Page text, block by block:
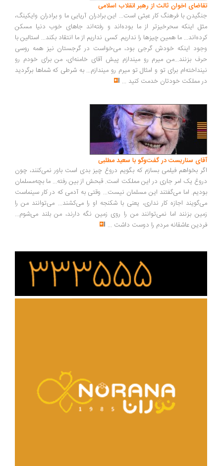
اخوان ثالث از رهبر انقلاب اسلامی
با فرهنگ کار عبثی است... این برادران آریایی ما و برادران وایکینگ،
اینکه سحرخیزتر از ما بوده‌اند و رفته‌اند جاهای خوب دنیا مسکن
ما همین چیزها را نداریم. کسی نداریم از ما انتقاد بکند... استالین با
اینکه خودش گرجی بود، می‌خواست در گرجستان نیز همه روسی
بزنند...من میرم رو میندازم پیش آقای خامنه‌ای، من برای خودم رو
برای تو و امثال تو میرم رو میندازم... به شرطی که شماها برگردید
مملکت خودتان خدمت کنید...
سناریست در گفت‌وگو با سعید مطلبی
بخواهم فیلمی بسازم که بگویم دروغ چیز بدی است باور نمی‌کنند، چون
یک امر جاری در این مملکت است. قبحش از بین رفته... ما بچه‌مسلمان
اما می‌گفتند این مسلمان نیست... وقتی به آدمی که در کار سینماست
اجازه کار نداری، یعنی با شکنجه او را می‌کشند... می‌توانند من را
بزنند اما نمی‌توانند من را روی زمین نگه دارند، من بلند می‌شوم...
عاشقانه مردم را دوست داشت ...